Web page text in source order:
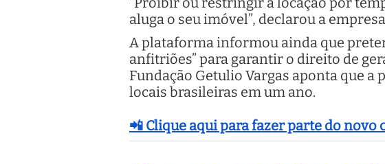
aluga o seu imóvel”, declarou a
A plataforma informou ainda que
anfitriões” para garantir o direito de
Fundação Getulio Vargas aponta que
locais brasileiras em um ano.
📲 Clique aqui para fazer parte do